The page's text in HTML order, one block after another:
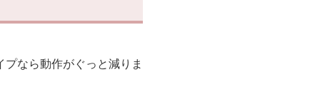
なら動作がぐっと減りま